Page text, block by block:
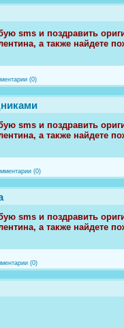
sms и поздравить
а также найдете
(0)
sms и поздравить
а также найдете
(0)
sms и поздравить
а также найдете
(0)